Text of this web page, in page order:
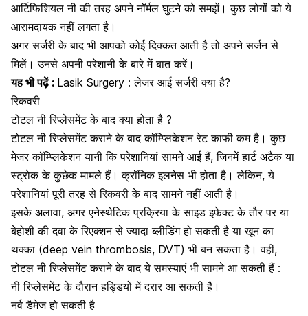
आर्टिफिशियल नी की तरह अपने नॉर्मल घुटने को समझें। कुछ लोगों को ये
आरामदायक नहीं लगता है।
अगर सर्जरी के बाद भी आपको कोई दिक्कत आती है तो अपने सर्जन से
मिलें। उनसे अपनी परेशानी के बारे में बात करें।
यह भी पढ़ें : Lasik Surgery : लेजर आई सर्जरी क्या है?
रिकवरी
टोटल नी रिप्लेसमेंट के बाद क्या होता है ?
टोटल नी रिप्लेसमेंट कराने के बाद कॉम्प्लिकेशन रेट काफी कम है। कुछ
मेजर कॉम्प्लिकेशन यानी कि परेशानियां सामने आई हैं, जिनमें हार्ट अटैक या
स्ट्रोक के कुछेक मामले हैं। क्रॉनिक इलनेस भी होता है। लेकिन, ये
परेशानियां पूरी तरह से रिकवरी के बाद सामने नहीं आती है।
इसके अलावा, अगर एनेस्थेटिक प्रक्रिया के साइड इफेक्ट के तौर पर या
बेहोशी की दवा के रिएक्शन से ज्यादा ब्लीडिंग हो सकती है या खून का
थक्का (deep vein thrombosis, DVT) भी बन सकता है। वहीं,
टोटल नी रिप्लेसमेंट कराने के बाद ये समस्याएं भी सामने आ सकती हैं :
नी रिप्लेसमेंट के दौरानहड्डियों में दरारआ सकती है।
नर्व डैमेज हो सकती है